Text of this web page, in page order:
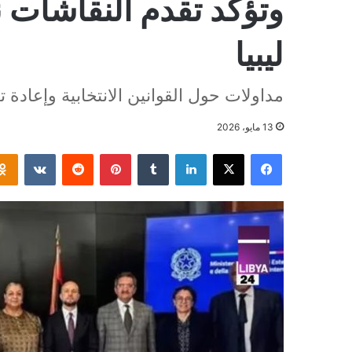
وتؤكد تقدم
ليبيا
مداولات حول القوانين الانتخابية
13 مايو، 2026
فيسبوك ‫X لينكدإن بينتيريست